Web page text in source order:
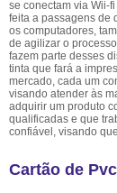
se conectam via Wii-
feita a passagens de
os computadores,
de agilizar o
fazem parte desses
tinta que fará a
mercado, cada um
visando atender às
adquirir um produto
qualificadas e que
confiável, visando
Cartão de